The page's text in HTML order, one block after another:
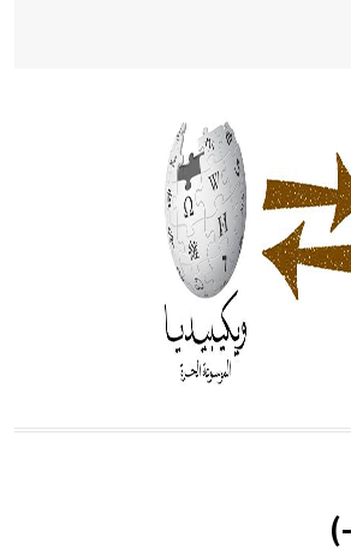
التغذية، ورسالته في جروح الرأس. ويعود
الطب من الدين والفلسفة.
إفراز حيواني يتكون في البحر ويتركب
وهو أحمر أو شديد الحمرة وهو
بكبر الحجم ويسمى الش
كلمة فرنسية اللفظ تم اعتمادها مصطلحاً
)